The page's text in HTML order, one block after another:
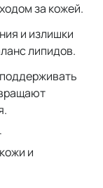
за кожей.
и излишки
липидов.
и